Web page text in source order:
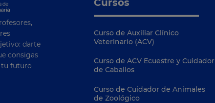
darte
consigas
tu futuro
Curso de Auxiliar Clínico
Veterinario (ACV)
Curso de ACV Ecuestre y Cuidador
de Caballos
Curso de Cuidador de Animales
de Zoológico